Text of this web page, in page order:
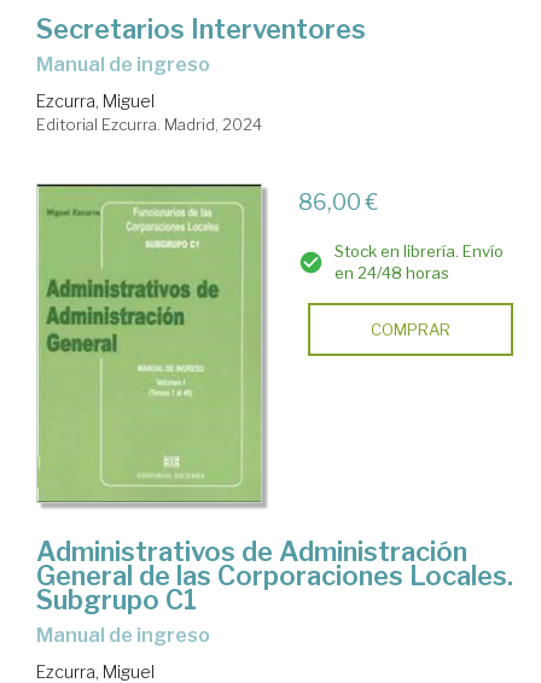
Secretarios Interventores
Manual de ingreso
Ezcurra, Miguel
Editorial Ezcurra. Madrid, 2024
86,00 €
Stock en librería. Envío
en 24/48 horas
COMPRAR
Administrativos de Administración
General de las Corporaciones Locales.
Subgrupo C1
Manual de ingreso
Ezcurra, Miguel